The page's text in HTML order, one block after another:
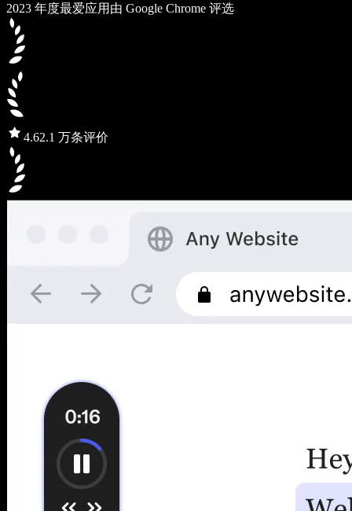
2023 年度最爱应用 由 Google Chrome 评选
4.62.1 万条评价